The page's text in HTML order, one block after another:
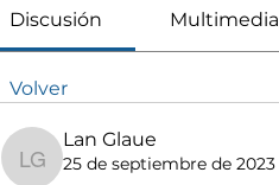
Discusión Multimedia
Volver
Lan Glaue
Lan Glaue
25 de septiembre de 2023